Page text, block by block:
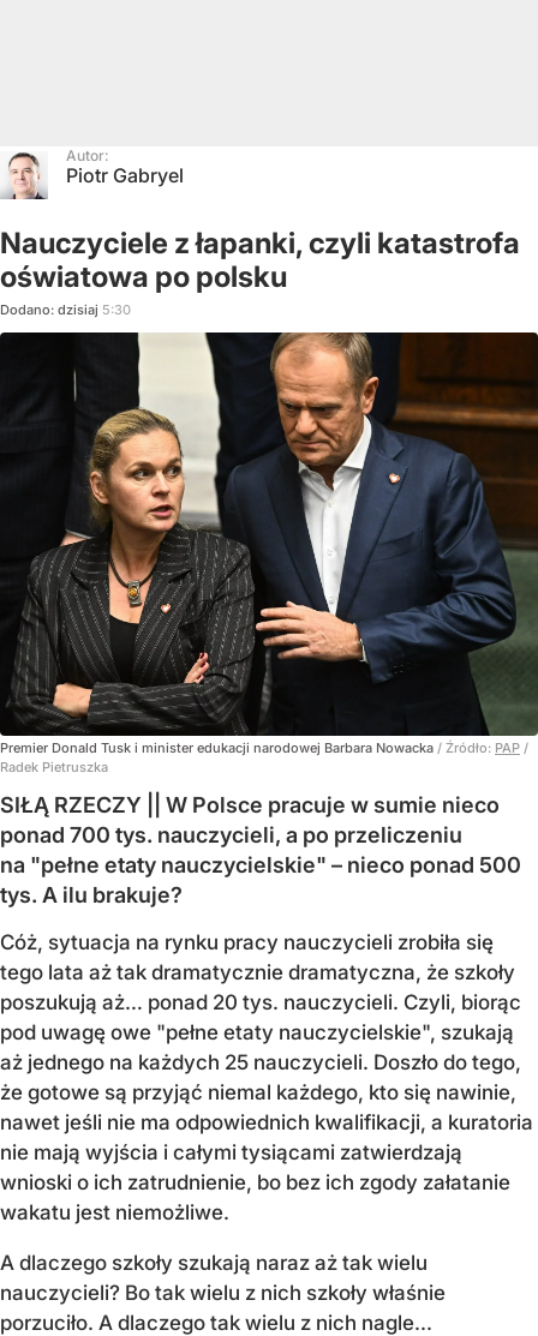
Autor:
Piotr Gabryel
Nauczyciele z łapanki, czyli katastrofa
oświatowa po polsku
Dodano: dzisiaj 5:30
Premier Donald Tusk i minister edukacji narodowej Barbara Nowacka / Źródło: PAP /
Radek Pietruszka
SIŁĄ RZECZY || W Polsce pracuje w sumie nieco
ponad 700 tys. nauczycieli, a po przeliczeniu
na "pełne etaty nauczycielskie" – nieco ponad 500
tys. A ilu brakuje?
Cóż, sytuacja na rynku pracy nauczycieli zrobiła się
tego lata aż tak dramatycznie dramatyczna, że szkoły
poszukują aż… ponad 20 tys. nauczycieli. Czyli, biorąc
pod uwagę owe "pełne etaty nauczycielskie", szukają
aż jednego na każdych 25 nauczycieli. Doszło do tego,
że gotowe są przyjąć niemal każdego, kto się nawinie,
nawet jeśli nie ma odpowiednich kwalifikacji, a kuratoria
nie mają wyjścia i całymi tysiącami zatwierdzają
wnioski o ich zatrudnienie, bo bez ich zgody załatanie
wakatu jest niemożliwe.
A dlaczego szkoły szukają naraz aż tak wielu
nauczycieli? Bo tak wielu z nich szkoły właśnie
porzuciło. A dlaczego tak wielu z nich nagle...